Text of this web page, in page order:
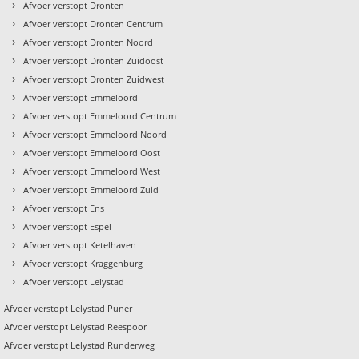
› Afvoer verstopt Dronten
› Afvoer verstopt Dronten Centrum
› Afvoer verstopt Dronten Noord
› Afvoer verstopt Dronten Zuidoost
› Afvoer verstopt Dronten Zuidwest
› Afvoer verstopt Emmeloord
› Afvoer verstopt Emmeloord Centrum
› Afvoer verstopt Emmeloord Noord
› Afvoer verstopt Emmeloord Oost
› Afvoer verstopt Emmeloord West
› Afvoer verstopt Emmeloord Zuid
› Afvoer verstopt Ens
› Afvoer verstopt Espel
› Afvoer verstopt Ketelhaven
› Afvoer verstopt Kraggenburg
› Afvoer verstopt Lelystad
Afvoer verstopt Lelystad Puner
Afvoer verstopt Lelystad Reespoor
Afvoer verstopt Lelystad Runderweg